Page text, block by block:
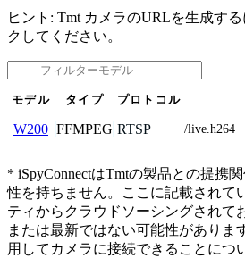
ヒント: Tmt カメラのURLを生成す
クしてください。
モデル タイプ プロトコル
W200 FFMPEG RTSP /live.h264
* iSpyConnectはTmtの製品との提携
性を持ちません。ここに記載されて
ティからクラウドソーシングされて
または最新ではない可能性がありま
用してカメラに接続できることにつ